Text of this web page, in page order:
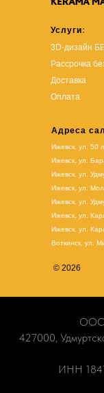
Услуги:
3D-дизайн
Рассрочка
Доставка
Оплата
Адреса
Ижевск, ул. 50
Ижевск, ул.
Ижевск, ул.
Ижевск, ул.
Ижевск, ул.
Ижевск, ул.
Ижевск, ул.
Воткинск, ул.
© 2026
ООО
427000,
ИНН